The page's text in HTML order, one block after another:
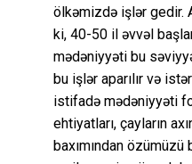
ölkəmizdə işlər gedir.
ki, 40-50 il əvvəl
mədəniyyəti bu
bu işlər aparılır və
istifadə mədəniyyəti
ehtiyatları, çayların
baxımından özümüzü